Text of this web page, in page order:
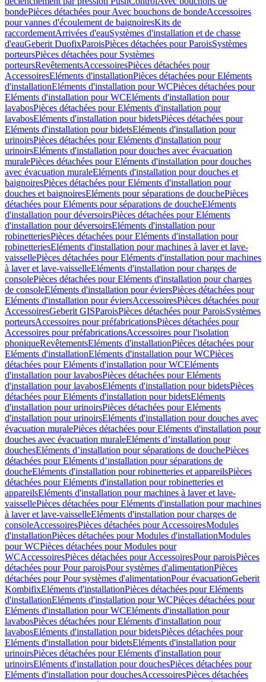
bondePièces détachées pour Avec bouchons de bondeAccessoires
pour vannes d'écoulement de baignoiresKits de
raccordementArrivées d'eauSystèmes d'installation et de chasse
d'eauGeberit DuofixParoisPièces détachées pour ParoisSystèmes
porteursPièces détachées pour Systèmes
porteursRevêtementsAccessoiresPièces détachées pour
AccessoiresEléments d'installationPièces détachées pour Eléments
d'installationEléments d'installation pour WCPièces détachées pour
Eléments d'installation pour WCEléments d'installation pour
lavabosPièces détachées pour Eléments d'installation pour
lavabosEléments d'installation pour bidetsPièces détachées pour
Eléments d'installation pour bidetsEléments d'installation pour
urinoirsPièces détachées pour Eléments d'installation pour
urinoirsEléments d'installation pour douches avec évacuation
muralePièces détachées pour Eléments d'installation pour douches
avec évacuation muraleEléments d'installation pour douches et
baignoiresPièces détachées pour Eléments d'installation pour
douches et baignoiresEléments pour séparations de douchePièces
détachées pour Eléments pour séparations de doucheEléments
d'installation pour déversoirsPièces détachées pour Eléments
d'installation pour déversoirsEléments d'installation pour
robinetteriesPièces détachées pour Eléments d'installation pour
robinetteriesEléments d'installation pour machines à laver et lave-
vaissellePièces détachées pour Eléments d'installation pour machines
à laver et lave-vaisselleEléments d'installation pour charges de
consolePièces détachées pour Eléments d'installation pour charges
de consoleEléments d'installation pour éviersPièces détachées pour
Eléments d'installation pour éviersAccessoiresPièces détachées pour
AccessoiresGeberit GISParoisPièces détachées pour ParoisSystèmes
porteursAccessoires pour préfabricationsPièces détachées pour
Accessoires pour préfabricationsAccessoires pour l'isolation
phoniqueRevêtementsEléments d'installationPièces détachées pour
Eléments d'installationEléments d'installation pour WCPièces
détachées pour Eléments d'installation pour WCEléments
d'installation pour lavabosPièces détachées pour Eléments
d'installation pour lavabosEléments d'installation pour bidetsPièces
détachées pour Eléments d'installation pour bidetsEléments
d'installation pour urinoirsPièces détachées pour Eléments
d'installation pour urinoirsEléments d'installation pour douches avec
évacuation muralePièces détachées pour Eléments d'installation pour
douches avec évacuation muraleEléments d’installation pour
douchesEléments d’installation pour séparations de douchePièces
détachées pour Eléments d’installation pour séparations de
doucheEléments d'installation pour robinetteries et appareilsPièces
détachées pour Eléments d'installation pour robinetteries et
appareilsEléments d'installation pour machines à laver et lave-
vaissellePièces détachées pour Eléments d'installation pour machines
à laver et lave-vaisselleEléments d'installation pour charges de
consoleAccessoiresPièces détachées pour AccessoiresModules
d'installationPièces détachées pour Modules d'installationModules
pour WCPièces détachées pour Modules pour
WCAccessoiresPièces détachées pour AccessoiresPour paroisPièces
détachées pour Pour paroisPour systèmes d'alimentationPièces
détachées pour Pour systèmes d'alimentationPour évacuationGeberit
KombifixEléments d'installationPièces détachées pour Eléments
d'installationEléments d'installation pour WCPièces détachées pour
Eléments d'installation pour WCEléments d'installation pour
lavabosPièces détachées pour Eléments d'installation pour
lavabosEléments d'installation pour bidetsPièces détachées pour
Eléments d'installation pour bidetsEléments d'installation pour
urinoirsPièces détachées pour Eléments d'installation pour
urinoirsEléments d'installation pour douchesPièces détachées pour
Eléments d'installation pour douchesAccessoiresPièces détachées